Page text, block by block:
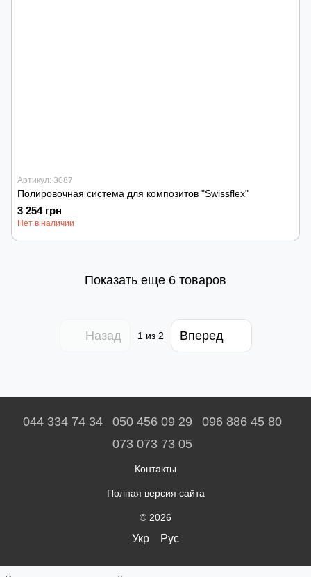
Артикул: 3087
Полировочная система для композитов "Swissflex"
3 254 грн
Нет в наличии
Показать еще 6 товаров
Назад 1 из 2 Вперед
044 334 74 34 050 456 09 29
096 886 45 80
073 073 73 05
Контакты
Полная версия сайта
© 2026
Укр Рус